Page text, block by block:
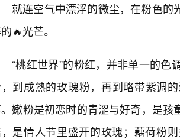
就连空气中漂浮的微尘，在粉色
🔥光芒。
“桃红世界”的粉红，并非单一的
到成熟的玫瑰粉，再到略带紫调
嫩粉是初恋时的青涩与好奇，是
是情人节里盛开的玫瑰；藕荷粉